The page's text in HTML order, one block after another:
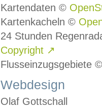
Kartendaten ©
Kartenkacheln ©
24 Stunden
Copyright ↗
Flusseinzugsgebiete
Webdesign
Olaf Gottschall